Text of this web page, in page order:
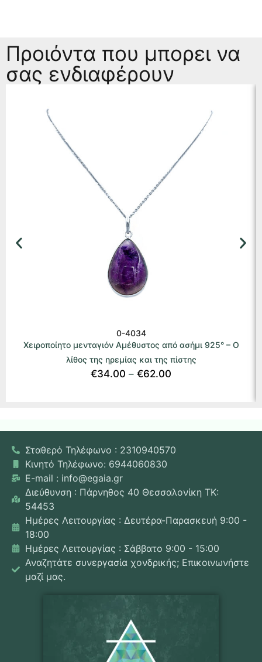
Προιόντα που μπορει να
σας ενδιαφέρουν
0-4034
Χειροποίητο μενταγιόν Αμέθυστος από ασήμι 925° – Ο
λίθος της ηρεμίας και της πίστης
€34.00 – €62.00
Σταθερό Τηλέφωνο : 2310940570
Κινητό Τηλέφωνο: 6944060830
E-mail : info@egaia.gr
Διεύθυνση : Πάρνηθος 40 Θεσσαλονίκη ΤΚ:
54453
Ημέρες Λειτουργίας : Δευτέρα-Παρασκευή 9:00 -
18:00
Ημέρες Λειτουργίας : Σάββατο 9:00 - 15:00
Αναζητάτε συνεργασία χονδρικής; Επικοινωνήστε
μαζί μας.